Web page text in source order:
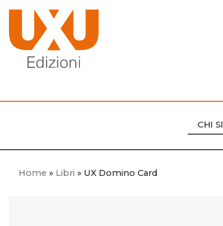
CHI
Home » Libri » UX Domino Card